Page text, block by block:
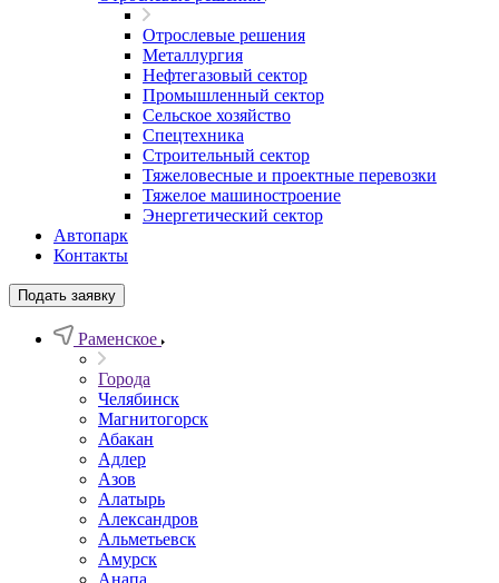
Отрослевые решения
Металлургия
Нефтегазовый сектор
Промышленный сектор
Сельское хозяйство
Спецтехника
Строительный сектор
Тяжеловесные и проектные перевозки
Тяжелое машиностроение
Энергетический сектор
Автопарк
Контакты
Подать заявку
Раменское
Города
Челябинск
Магнитогорск
Абакан
Адлер
Азов
Алатырь
Александров
Альметьевск
Амурск
Анапа